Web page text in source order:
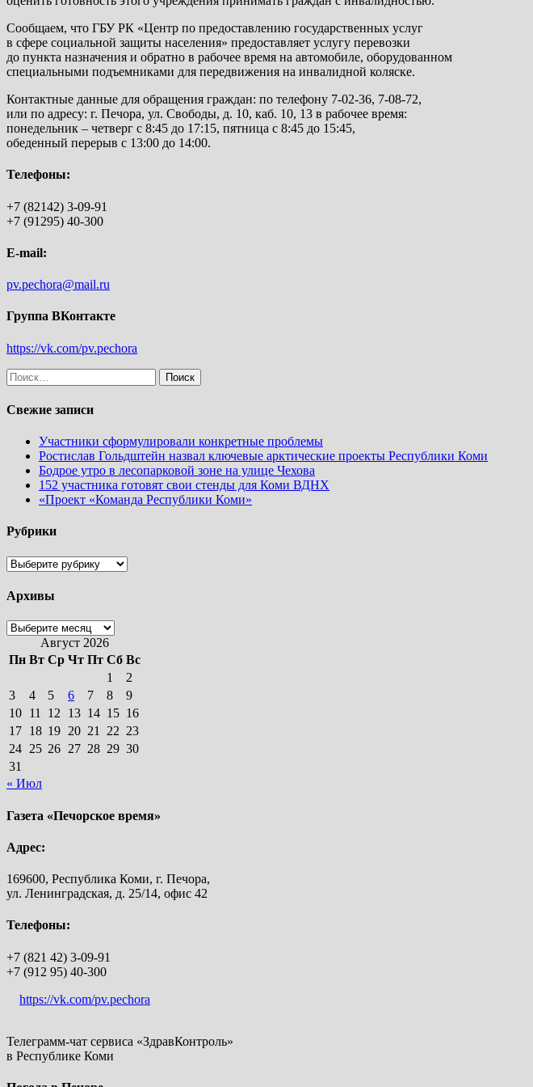
Сообщаем, что ГБУ РК «Центр по предоставлению государственных услуг
в сфере социальной защиты населения» предоставляет услугу перевозки
до пункта назначения и обратно в рабочее время на автомобиле, оборудованном
специальными подъемниками для передвижения на инвалидной коляске.
Контактные данные для обращения граждан: по телефону 7-02-36, 7-08-72,
или по адресу: г. Печора, ул. Свободы, д. 10, каб. 10, 13 в рабочее время:
понедельник – четверг с 8:45 до 17:15, пятница с 8:45 до 15:45,
обеденный перерыв с 13:00 до 14:00.
Телефоны:
+7 (82142) 3-09-91
+7 (91295) 40-300
E-mail:
pv.pechora@mail.ru
Группа ВКонтакте
https://vk.com/pv.pechora
Найти:
Свежие записи
Участники сформулировали конкретные проблемы
Ростислав Гольдштейн назвал ключевые арктические проекты Республики Коми
Бодрое утро в лесопарковой зоне на улице Чехова
152 участника готовят свои стенды для Коми ВДНХ
«Проект «Команда Республики Коми»
Рубрики
Рубрики
Архивы
Архивы
Август 2026
Пн Вт Ср Чт Пт Сб Вс
1
2
3
4 5 6 7 8
9
10 11 12 13 14 15 16
17 18 19 20 21 22 23
24 25 26 27 28 29 30
31
« Июл
Газета «Печорское время»
Адрес:
169600, Республика Коми, г. Печора,
ул. Ленинградская, д. 25/14, офис 42
Телефоны:
+7 (821 42) 3-09-91
+7 (912 95) 40-300
https://vk.com/pv.pechora
Телеграмм-чат сервиса «ЗдравКонтроль»
в Республике Коми